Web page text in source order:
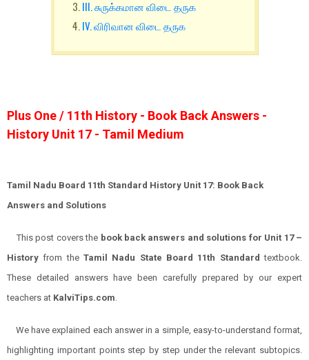
III. சுருக்கமான விடை தருக
IV. விரிவான விடை தருக
Plus One / 11th History - Book Back Answers -
History Unit 17 - Tamil Medium
Tamil Nadu Board 11th Standard History Unit 17: Book Back
Answers and Solutions
This post covers the book back answers and solutions for Unit 17 –
History from the Tamil Nadu State Board 11th Standardtextbook.
These detailed answers have been carefully prepared by our expert
teachers at KalviTips.com.
We have explained each answer in a simple, easy-to-understand format,
highlighting important points step by step under the relevant subtopics.